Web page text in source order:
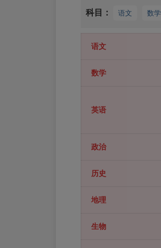
科目： 语文 数学
语文
数学
英语
政治
历史
地理
生物